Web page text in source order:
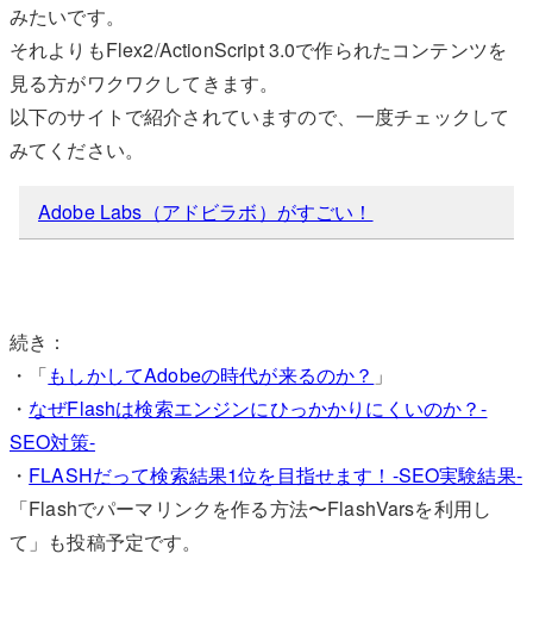
みたいです。
それよりもFlex2/ActionScript 3.0で作られたコンテンツを
見る方がワクワクしてきます。
以下のサイトで紹介されていますので、一度チェックして
みてください。
Adobe Labs（アドビラボ）がすごい！
続き：
・「もしかしてAdobeの時代が来るのか？ 」
・ なぜFlashは検索エンジンにひっかかりにくいのか？-
SEO対策-
・ FLASHだって検索結果1位を目指せます！-SEO実験結果-
「Flashでパーマリンクを作る方法〜FlashVarsを利用し
て」も投稿予定です。